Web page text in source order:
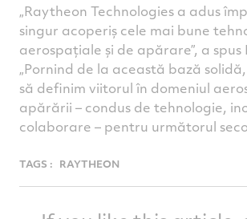
„Raytheon Technologies a adus
singur acoperiș cele mai bune
aerospațiale și de apărare”, a spus
„Pornind de la această bază
să definim viitorul în domeniul
apărării – condus de tehnologie,
colaborare – pentru următorul
TAGS : RAYTHEON